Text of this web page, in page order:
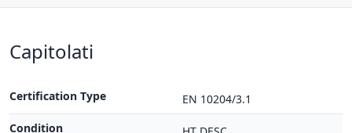
Capitolati
Certification Type
EN 10204/3.1
Condition